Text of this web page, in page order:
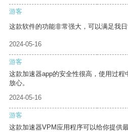
游客
这款软件的功能非常强大，可以满足我日
2024-05-16
游客
这款加速器app的安全性很高，使用过
放心。
2024-05-16
游客
这款加速器VPM应用程序可以给你提供